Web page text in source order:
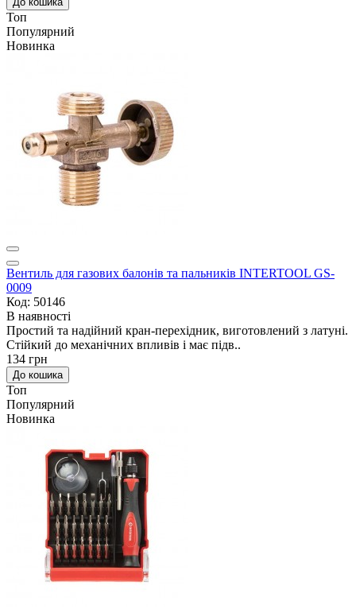
Топ
Популярний
Новинка
Вентиль для газових балонів та пальників INTERTOOL GS-
0009
Код: 50146
В наявності
Простий та надійний кран-перехідник, виготовлений з латуні.
Стійкий до механічних впливів і має підв..
134 грн
До кошика
Топ
Популярний
Новинка